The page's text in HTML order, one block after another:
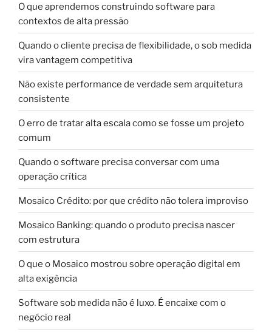
O que aprendemos construindo software para
contextos de alta pressão
Quando o cliente precisa de flexibilidade, o sob medida
vira vantagem competitiva
Não existe performance de verdade sem arquitetura
consistente
O erro de tratar alta escala como se fosse um projeto
comum
Quando o software precisa conversar com uma
operação crítica
Mosaico Crédito: por que crédito não tolera improviso
Mosaico Banking: quando o produto precisa nascer
com estrutura
O que o Mosaico mostrou sobre operação digital em
alta exigência
Software sob medida não é luxo. É encaixe com o
negócio real